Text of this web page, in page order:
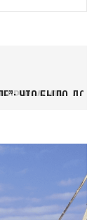
ЧТО БЫЛО ДО